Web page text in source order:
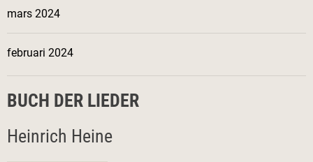
mars 2024
februari 2024
BUCH DER LIEDER
Heinrich Heine